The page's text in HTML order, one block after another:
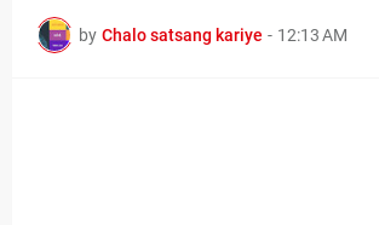
by Chalo satsang kariye - 12:13 AM